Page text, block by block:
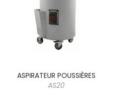
ASPIRATEUR POUSSIÈRES
AS20